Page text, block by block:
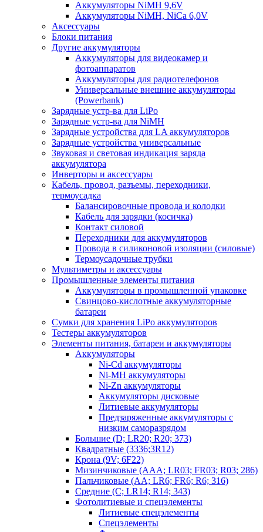
Аккумуляторы NiMH 9,6V
Аккумуляторы NiMH, NiCa 6,0V
Аксессуары
Блоки питания
Другие аккумуляторы
Аккумуляторы для видеокамер и
фотоаппаратов
Аккумуляторы для радиотелефонов
Универсальные внешние аккумуляторы
(Powerbank)
Зарядные устр-ва для LiPo
Зарядные устр-ва для NiMH
Зарядные устройства для LA аккумуляторов
Зарядные устройства универсальные
Звуковая и световая индикация заряда
аккумулятора
Инверторы и аксессуары
Кабель, провод, разъемы, переходники,
термоусадка
Балансировочные провода и колодки
Кабель для зарядки (косичка)
Контакт силовой
Переходники для аккумуляторов
Провода в силиконовой изоляции (силовые)
Термоусадочные трубки
Мультиметры и аксессуары
Промышленные элементы питания
Аккумуляторы в промышленной упаковке
Свинцово-кислотные аккумуляторные
батареи
Сумки для хранения LiPo аккумуляторов
Тестеры аккумуляторов
Элементы питания, батареи и аккумуляторы
Аккумуляторы
Ni-Cd аккумуляторы
Ni-MH аккумуляторы
Ni-Zn аккумуляторы
Аккумуляторы дисковые
Литиевые аккумуляторы
Предзаряженные аккумуляторы с
низким саморазрядом
Большие (D; LR20; R20; 373)
Квадратные (3336;3R12)
Крона (9V; 6F22)
Мизинчиковые (AAA; LR03; FR03; R03; 286)
Пальчиковые (AA; LR6; FR6; R6; 316)
Средние (C; LR14; R14; 343)
Фотолитиевые и спецэлементы
Литиевые спецэлементы
Спецэлементы